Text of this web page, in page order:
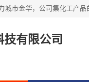
有限公司